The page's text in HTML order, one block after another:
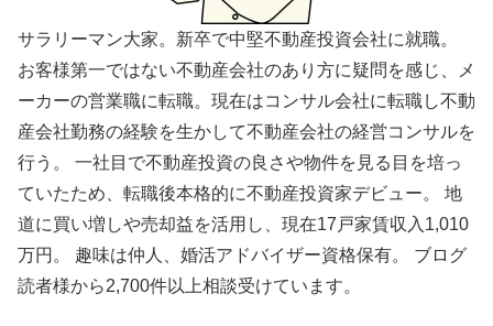
サラリーマン大家。新卒で中堅不動産投資会社に就職。
お客様第一ではない不動産会社のあり方に疑問を感じ、メ
ーカーの営業職に転職。現在はコンサル会社に転職し不動
産会社勤務の経験を生かして不動産会社の経営コンサルを
行う。 一社目で不動産投資の良さや物件を見る目を培っ
ていたため、転職後本格的に不動産投資家デビュー。 地
道に買い増しや売却益を活用し、現在17戸家賃収入1,010
万円。 趣味は仲人、婚活アドバイザー資格保有。 ブログ
読者様から2,700件以上相談受けています。